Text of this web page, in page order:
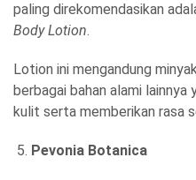
paling direkomendasikan
Body Lotion.
Lotion ini mengandung
berbagai bahan alami
kulit serta memberikan rasa
Pevonia Botanica